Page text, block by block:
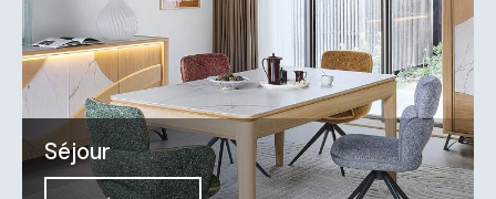
Séjour